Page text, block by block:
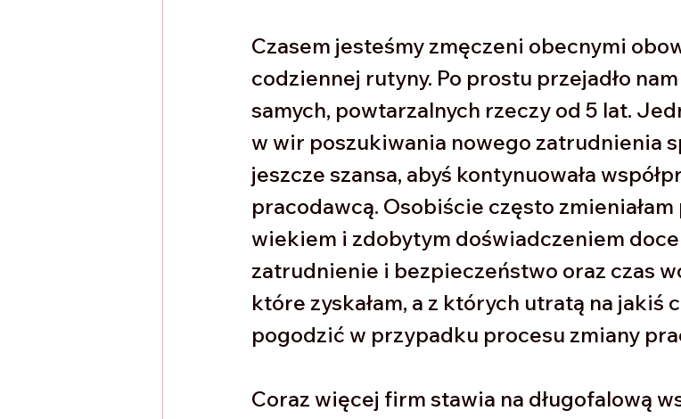
Czasem jesteśmy zmęczeni obecnymi
codziennej rutyny. Po prostu przejadło
samych, powtarzalnych rzeczy od 5 lat.
w wir poszukiwania nowego zatrudnienia
jeszcze szansa, abyś kontynuowała
pracodawcą. Osobiście często
wiekiem i zdobytym doświadczeniem
zatrudnienie i bezpieczeństwo oraz czas
które zyskałam, a z których utratą na jakiś
pogodzić w przypadku procesu zmiany
Coraz więcej firm stawia na długofalową